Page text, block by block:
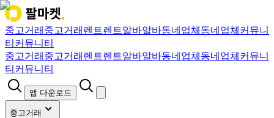
중고거래 중고거래 렌트렌트알바알바동네업체 동네업체 커뮤니
티 커뮤니티
중고거래 중고거래 렌트렌트알바알바동네업체 동네업체 커뮤니
티 커뮤니티
앱 다운로드
중고거래